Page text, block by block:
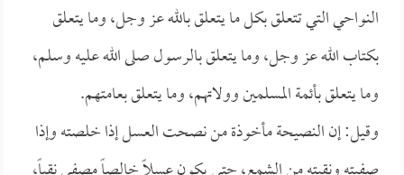
النواحي التي تتعلق بكل ما يتعلق بالله عز وجل، وما يتعلق
بكتاب الله عز وجل، وما يتعلق بالرسول صلى الله عليه وسلم،
وما يتعلق بأئمة المسلمين وولاتهم، وما يتعلق بعامتهم.
وقيل: إن النصيحة مأخوذة من نصحت العسل إذا خلصته وإذا